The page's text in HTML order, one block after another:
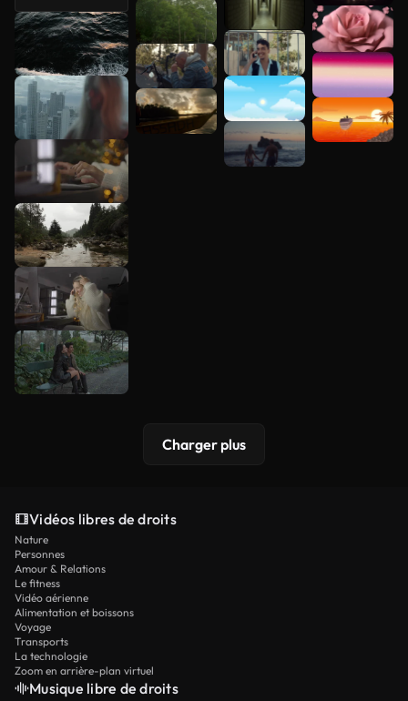
Charger plus
Vidéos libres de droits
Nature
Personnes
Amour & Relations
Le fitness
Vidéo aérienne
Alimentation et boissons
Voyage
Transports
La technologie
Zoom en arrière-plan virtuel
Musique libre de droits